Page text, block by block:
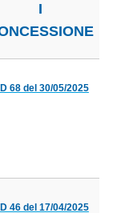
I
68 del 30/05/2025
46 del 17/04/2025